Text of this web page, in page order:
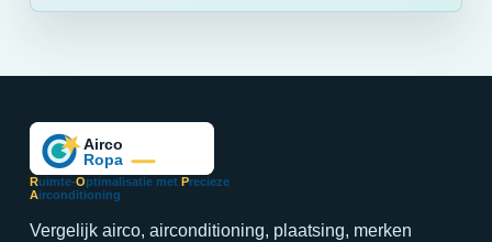
Ruimte-Optimalisatie met Precieze
Airconditioning
Vergelijk airco, airconditioning, plaatsing, merken